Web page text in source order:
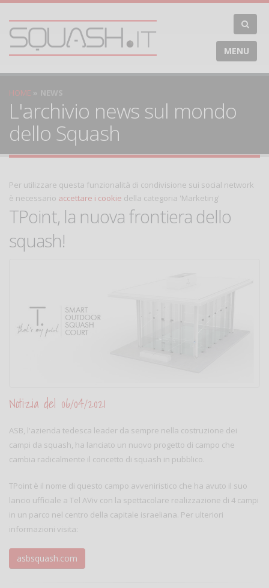
MENU
HOME NEWS
L'archivio news sul mondo
dello Squash
Per utilizzare questa funzionalità di condivisione sui social network
è necessario accettare i cookie della categoria 'Marketing'
TPoint, la nuova frontiera dello
squash!
Notizia del 06/04/2021
ASB, l'azienda tedesca leader da sempre nella costruzione dei
campi da squash, ha lanciato un nuovo progetto di campo che
cambia radicalmente il concetto di squash in pubblico.
TPoint è il nome di questo campo avveniristico che ha avuto il suo
lancio ufficiale a Tel AViv con la spettacolare realizzazione di 4 campi
in un parco nel centro della capitale israeliana. Per ulteriori
informazioni visita:
asbsquash.com